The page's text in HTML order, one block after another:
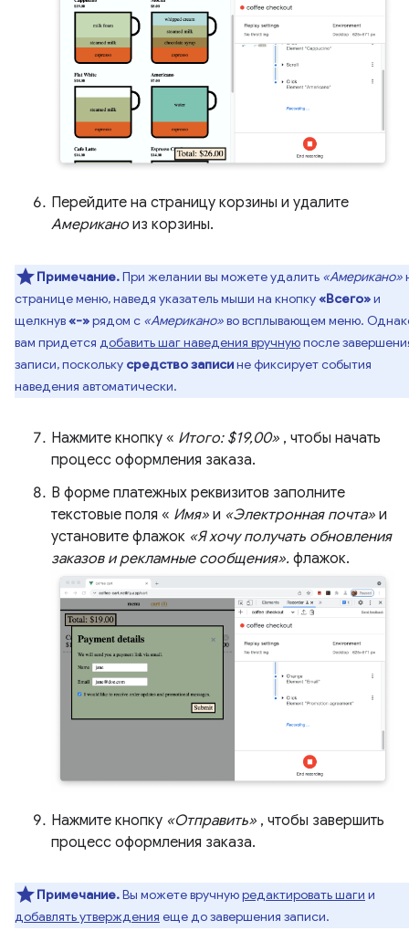
Перейдите на страницу корзины и удалите
Американо из корзины.
Примечание.При желании вы можете удалить «Американо»
странице меню, наведя указатель мыши на кнопку«Всего»и
щелкнув«-»рядом с «Американо»во всплывающем меню.
вам придется добавить шаг наведения вручнуюпосле
записи, поскольку средство записине фиксирует события
наведения автоматически.
Нажмите кнопку « Итого: $19,00» , чтобы начать
процесс оформления заказа.
В форме платежных реквизитов заполните
текстовые поля « Имя» и «Электронная почта» и
установите флажок «Я хочу получать обновления
заказов и рекламные сообщения». флажок.
Нажмите кнопку «Отправить» , чтобы завершить
процесс оформления заказа.
Примечание.Вы можете вручнуюредактировать шаги и
добавлять утверждения еще до завершения записи.